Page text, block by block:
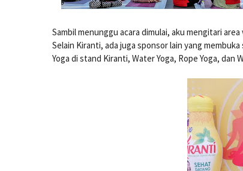
Sambil menunggu acara dimulai, aku mengitari
Selain Kiranti, ada juga sponsor lain yang
Yoga di stand Kiranti, Water Yoga, Rope Yoga, dan